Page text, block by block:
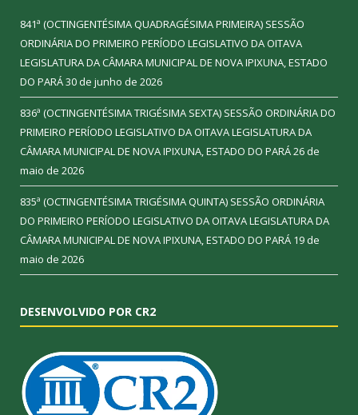
841ª (OCTINGENTÉSIMA QUADRAGÉSIMA PRIMEIRA) SESSÃO
ORDINÁRIA DO PRIMEIRO PERÍODO LEGISLATIVO DA OITAVA
LEGISLATURA DA CÂMARA MUNICIPAL DE NOVA IPIXUNA, ESTADO
DO PARÁ30 de junho de 2026
836ª (OCTINGENTÉSIMA TRIGÉSIMA SEXTA) SESSÃO ORDINÁRIA DO
PRIMEIRO PERÍODO LEGISLATIVO DA OITAVA LEGISLATURA DA
CÂMARA MUNICIPAL DE NOVA IPIXUNA, ESTADO DO PARÁ26 de
maio de 2026
835ª (OCTINGENTÉSIMA TRIGÉSIMA QUINTA) SESSÃO ORDINÁRIA
DO PRIMEIRO PERÍODO LEGISLATIVO DA OITAVA LEGISLATURA DA
CÂMARA MUNICIPAL DE NOVA IPIXUNA, ESTADO DO PARÁ 19 de
maio de 2026
DESENVOLVIDO POR CR2